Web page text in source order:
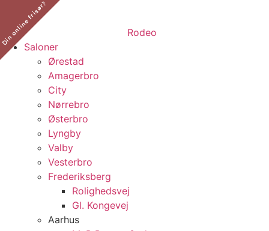
Saloner
Ørestad
Amagerbro
City
Nørrebro
Østerbro
Lyngby
Valby
Vesterbro
Frederiksberg
Rolighedsvej
Gl. Kongevej
Aarhus
online frisør?